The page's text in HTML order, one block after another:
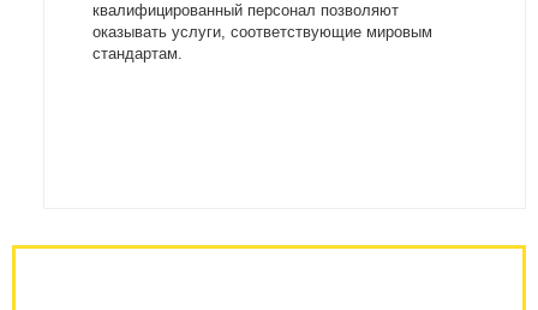
квалифицированный персонал позволяют
оказывать услуги, соответствующие мировым
стандартам.